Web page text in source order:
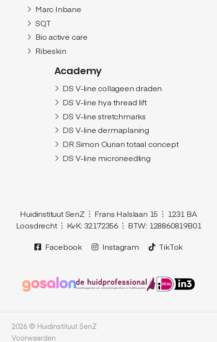
Marc Inbane
SQT
Bio active care
Ribeskin
Academy
DS V-line collageen draden
DS V-line hya thread lift
DS V-line stretchmarks
DS V-line dermaplaning
DR Simon Ourian totaal concept
DS V-line microneedling
Huidinstituut SenZ Frans Halslaan 15
1231 BA
Loosdrecht
KvK: 32172356
BTW: 128860819B01
Facebook
Instagram TikTok
2026 © Huidinstituut SenZ
Voorwaarden